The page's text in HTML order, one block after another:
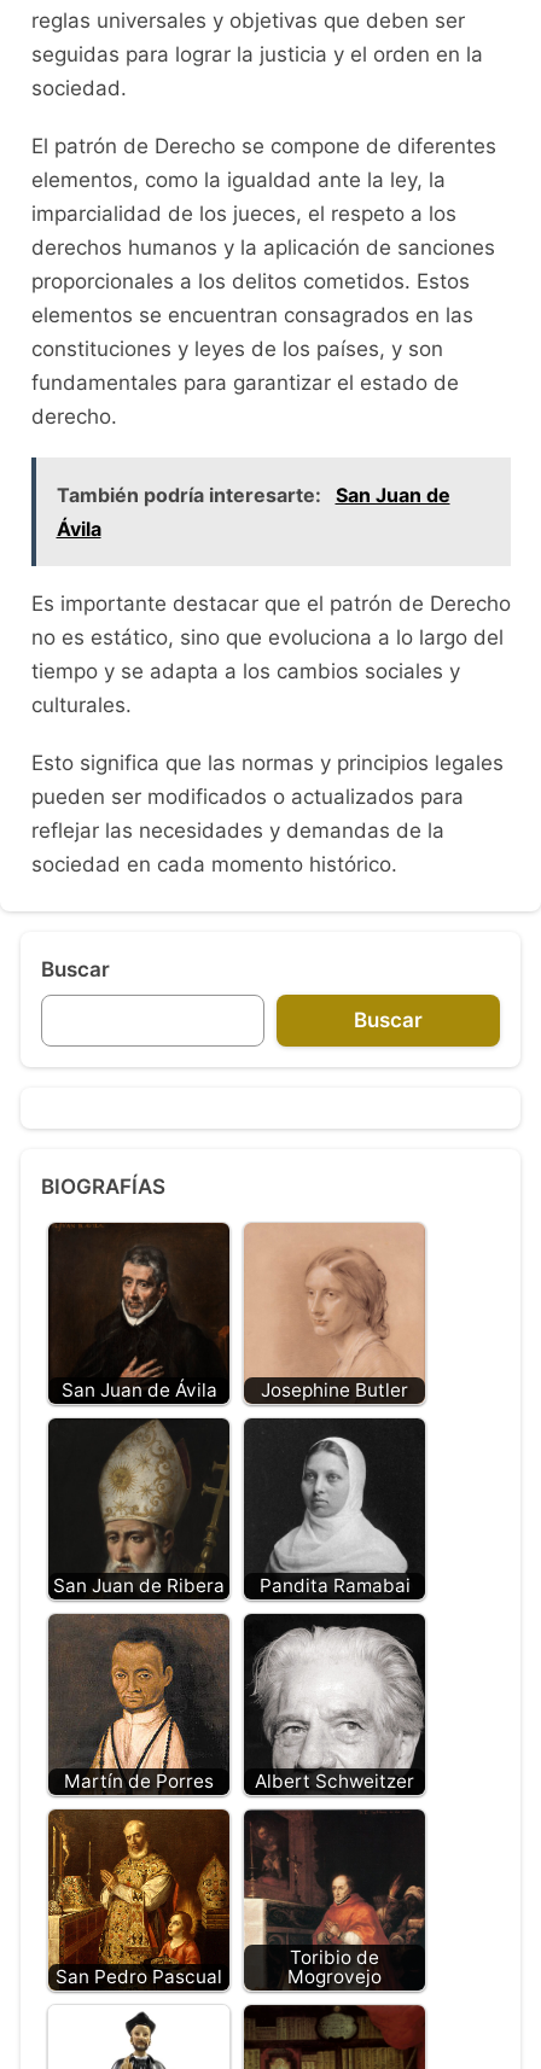
reglas universales y objetivas que deben ser
seguidas para lograr la justicia y el orden en la
sociedad.
El patrón de Derecho se compone de diferentes
elementos, como la igualdad ante la ley, la
imparcialidad de los jueces, el respeto a los
derechos humanos y la aplicación de sanciones
proporcionales a los delitos cometidos. Estos
elementos se encuentran consagrados en las
constituciones y leyes de los países, y son
fundamentales para garantizar el estado de
derecho.
También podría interesarte:
San Juan de
Ávila
Es importante destacar que el patrón de Derecho
no es estático, sino que evoluciona a lo largo del
tiempo y se adapta a los cambios sociales y
culturales.
Esto significa que las normas y principios legales
pueden ser modificados o actualizados para
reflejar las necesidades y demandas de la
sociedad en cada momento histórico.
Buscar
Buscar
BIOGRAFÍAS
San Juan de Ávila Josephine Butler
San Juan de Ribera Pandita Ramabai
Martín de Porres Albert Schweitzer
San Pedro Pascual
Toribio de
Mogrovejo